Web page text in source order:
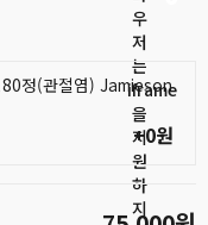
우
저
는
iframe
을
지
원
하
지
정(관절염) Jamieson
+0원